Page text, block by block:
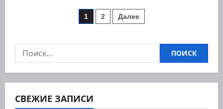
состоялся
Пагинация
записей
1 2 Далее
Найти:
СВЕЖИЕ ЗАПИСИ